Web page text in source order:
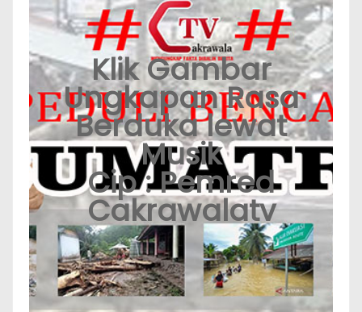
Klik Gambar
Ungkapan Rasa
Berduka lewat
Musik
Cip : Pemred
Cakrawalatv